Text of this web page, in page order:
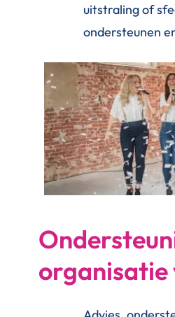
uitstraling of
ondersteunen
organisatie